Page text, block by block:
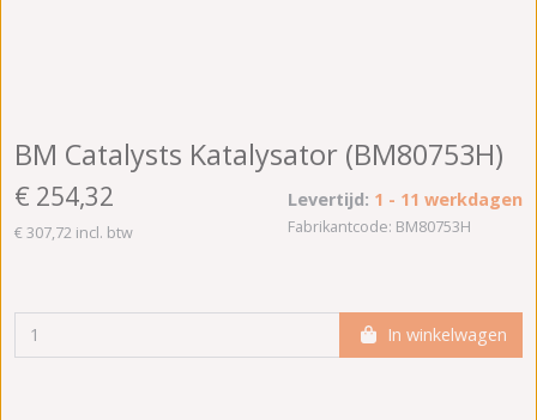
BM Catalysts Katalysator (BM80753H)
€ 254,32
€ 307,72 incl. btw
Levertijd: 1 - 11 werkdagen
Fabrikantcode: BM80753H
In winkelwagen